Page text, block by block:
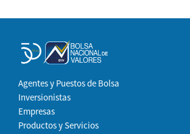
Agentes y Puestos de Bolsa
Inversionistas
Empresas
Productos y Servicios